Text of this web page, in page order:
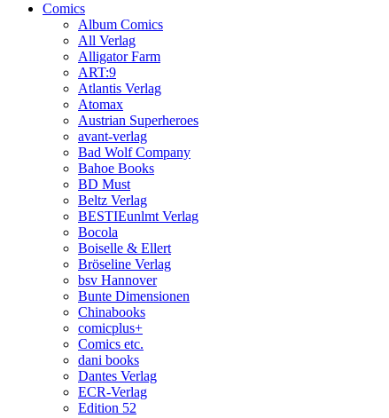
Comics
Album Comics
All Verlag
Alligator Farm
ART:9
Atlantis Verlag
Atomax
Austrian Superheroes
avant-verlag
Bad Wolf Company
Bahoe Books
BD Must
Beltz Verlag
BESTIEunlmt Verlag
Bocola
Boiselle & Ellert
Bröseline Verlag
bsv Hannover
Bunte Dimensionen
Chinabooks
comicplus+
Comics etc.
dani books
Dantes Verlag
ECR-Verlag
Edition 52